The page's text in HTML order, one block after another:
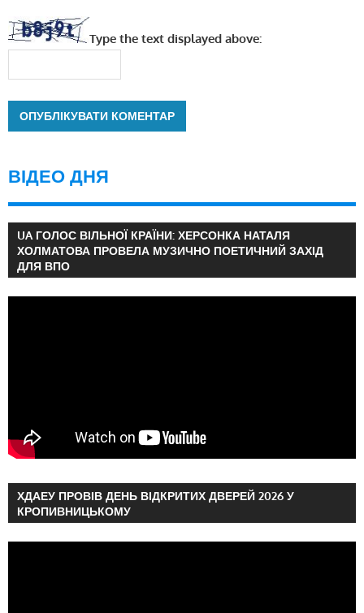
Type the text displayed above:
ВІДЕО ДНЯ
UA ГОЛОС ВІЛЬНОЇ КРАЇНИ: ХЕРСОНКА НАТАЛЯ
ХОЛМАТОВА ПРОВЕЛА МУЗИЧНО ПОЕТИЧНИЙ ЗАХІД
ДЛЯ ВПО
ХДАЕУ ПРОВІВ ДЕНЬ ВІДКРИТИХ ДВЕРЕЙ 2026 У
КРОПИВНИЦЬКОМУ